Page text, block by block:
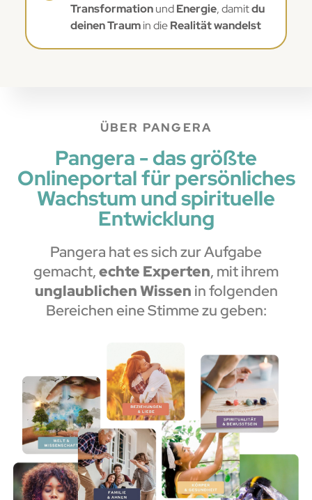
TransformationundEnergie, damitdu
deinen Traumin dieRealität wandelst
ÜBER PANGERA
Pangera - das größte
Onlineportal für persönliches
Wachstum und spirituelle
Entwicklung
Pangera hat es sich zur Aufgabe
gemacht,echte Experten, mit ihrem
unglaublichen Wissen in folgenden
Bereichen eine Stimme zu geben: